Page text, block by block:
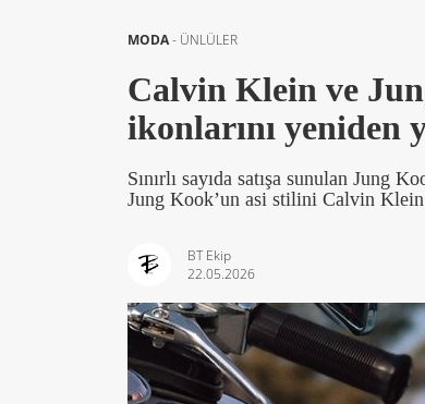
MODA- ÜNLÜLER
Calvin Klein ve
ikonlarını yeniden
Sınırlı sayıda satışa sunulan
Jung Kook’un asi stilini Calvin
BT Ekip
22.05.2026